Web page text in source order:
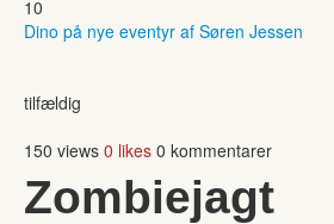
10
Dino på nye eventyr af Søren Jessen
tilfældig
150 views 0 likes 0 kommentarer
Zombiejagt